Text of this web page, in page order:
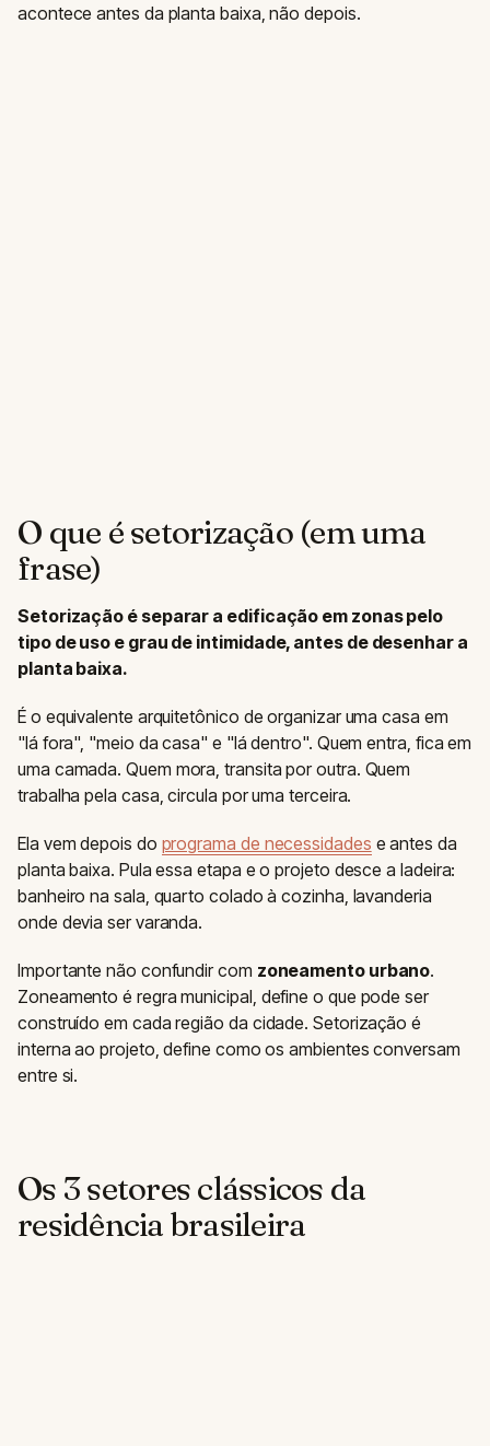
acontece antes da planta baixa, não depois.
O que é setorização (em uma
frase)
Setorização é separar a edificação em zonas pelo
tipo de uso e grau de intimidade, antes de desenhar a
planta baixa.
É o equivalente arquitetônico de organizar uma casa em
"lá fora", "meio da casa" e "lá dentro". Quem entra, fica em
uma camada. Quem mora, transita por outra. Quem
trabalha pela casa, circula por uma terceira.
Ela vem depois do programa de necessidades e antes da
planta baixa. Pula essa etapa e o projeto desce a ladeira:
banheiro na sala, quarto colado à cozinha, lavanderia
onde devia ser varanda.
Importante não confundir com zoneamento urbano.
Zoneamento é regra municipal, define o que pode ser
construído em cada região da cidade. Setorização é
interna ao projeto, define como os ambientes conversam
entre si.
Os 3 setores clássicos da
residência brasileira